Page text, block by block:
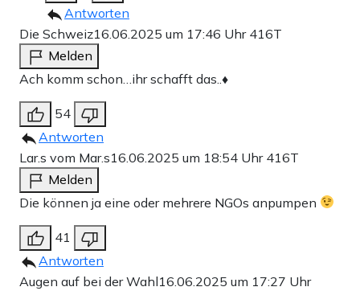
Antworten
Die Schweiz16.06.2025 um 17:46 Uhr 416T
Melden
Ach komm schon…ihr schafft das..♦️
54
Antworten
Lar.s vom Mar.s16.06.2025 um 18:54 Uhr 416T
Melden
Die können ja eine oder mehrere NGOs anpumpen
41
Antworten
Augen auf bei der Wahl16.06.2025 um 17:27 Uhr